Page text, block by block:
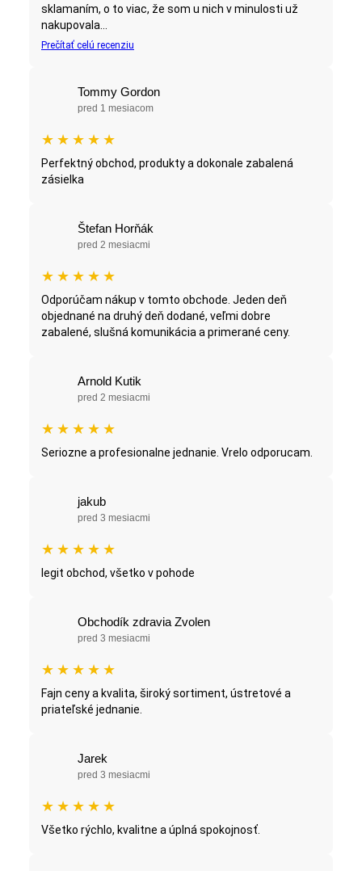
sklamaním, o to viac, že som u nich v minulosti už
nakupovala...
Prečítať celú recenziu
Tommy Gordon
pred 1 mesiacom
★ ★ ★ ★ ★
Perfektný obchod, produkty a dokonale zabalená
zásielka
Štefan Horňák
pred 2 mesiacmi
★ ★ ★ ★ ★
Odporúčam nákup v tomto obchode. Jeden deň
objednané na druhý deň dodané, veľmi dobre
zabalené, slušná komunikácia a primerané ceny.
Arnold Kutik
pred 2 mesiacmi
★ ★ ★ ★ ★
Seriozne a profesionalne jednanie. Vrelo odporucam.
jakub
pred 3 mesiacmi
★ ★ ★ ★ ★
legit obchod, všetko v pohode
Obchodík zdravia Zvolen
pred 3 mesiacmi
★ ★ ★ ★ ★
Fajn ceny a kvalita, široký sortiment, ústretové a
priateľské jednanie.
Jarek
pred 3 mesiacmi
★ ★ ★ ★ ★
Všetko rýchlo, kvalitne a úplná spokojnosť.